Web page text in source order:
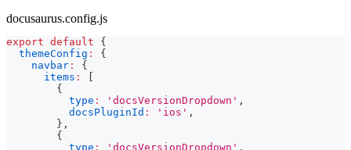
docusaurus.config.js
export default
{
themeConfig :
{
navbar :
{
items :
{
type : 'docsVersionDropdown' ,
docsPluginId : 'ios' ,
} ,
{
type : 'docsVersionDropdown' ,